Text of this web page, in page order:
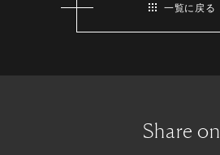
一覧に戻る
Share on